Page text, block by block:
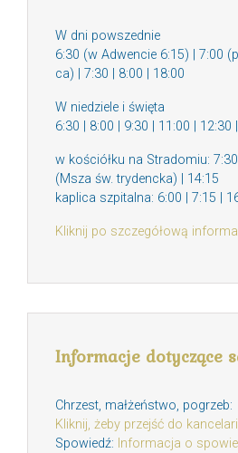
W dni powszednie
6:30 (w Adwencie 6:15) | 7:00
ca) | 7:30 | 8:00 | 18:00
W niedziele i święta
6:30 | 8:00 | 9:30 | 11:00 | 12:30
w kościółku na Stradomiu:
(Msza św. trydencka) | 14:15
kaplica szpitalna: 6:00 | 7:15 |
Kliknij po szczegółową
Informacje dotyczące
Chrzest, małżeństwo, pogrzeb:
Kliknij, żeby przejść do
Spowiedź: Informacja o